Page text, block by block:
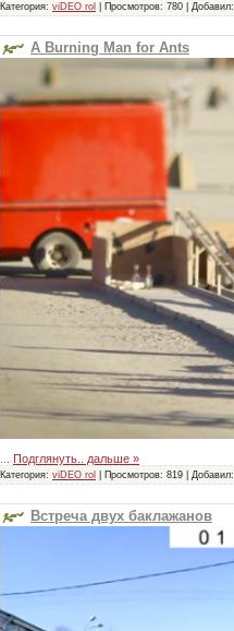
Категория: viDEO rol Просмотров: 780 Добавил:
A Burning Man for Ants
... Подглянуть.. дальше »
Категория: viDEO rol Просмотров: 819 Добавил:
Встреча двух баклажанов